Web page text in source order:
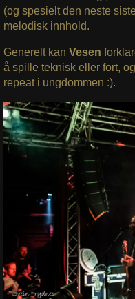
(og spesielt den neste
melodisk innhold.
Generelt kan Vesen
å spille teknisk eller fort,
repeat i ungdommen :).